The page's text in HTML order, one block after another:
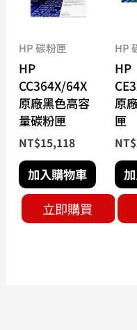
HP 碳粉匣
HP
CC364X/64X
原廠黑色高容
量碳粉匣
NT$15,118
加入購物車
立即購買
HP
HP
原
匣
NT$